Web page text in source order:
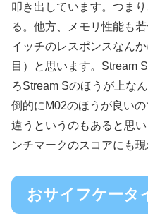
叩き出しています。つま
る。他方、メモリ性能も
イッチのレスポンスなん
目）と思います。Stream
ろStream Sのほうが上な
倒的にM02のほうが良い
違うというのもあると思
ンチマークのスコアにも現
おサイフケータ